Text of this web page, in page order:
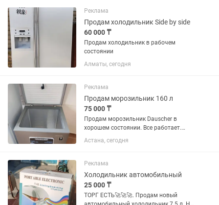
Реклама
Продам холодильник Side by side
60 000 ₸
Продам холодильник в рабочем
состоянии
Алматы, сегодня
Реклама
Продам морозильник 160 л
75 000 ₸
Продам морозильник Dauscher в
хорошем состоянии. Все работает.
Продаю в связи переездом.
Астана, сегодня
Реклама
Холодильник автомобильный
25 000 ₸
ТОРГ ЕСТЬ🚀🚀🚀. Продам новый